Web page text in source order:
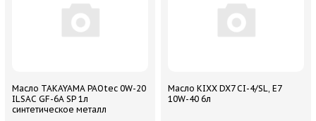
Масло TAKAYAMA PAOtec 0W-20
ILSAC GF-6A SP 1л
синтетическое металл
Масло KIXX DX7 CI-4/SL, E7
10W-40 6л